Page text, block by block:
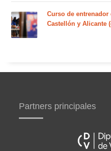
Curso de entrenador
Castellón y Alicante
Partners principales